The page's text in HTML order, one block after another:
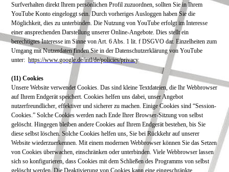
Surfverhalten direkt Ihrem persönlichen Profil zuzuordnen, sollten Sie in Ihrem
YouTube Konto eingeloggt sein. Durch vorheriges Ausloggen haben Sie die
Möglichkeit, dies zu unterbinden.Die Nutzung von YouTube erfolgt im Interesse
einer ansprechenden Darstellung unserer Online-Angebote. Dies stellt ein
berechtigtes Interesse im Sinne von Art. 6 Abs. 1 lit. f DSGVO dar.Einzelheiten zum
Umgang mit Nutzerdaten finden Sie in der Datenschutzerklärung von YouTube
unter:https://www.google.de/intl/de/policies/privacy.
(11) Cookies
Unsere Website verwendet Cookies. Das sind kleine Textdateien, die Ihr Webbrowser
auf Ihrem Endgerät speichert. Cookies helfen uns dabei, unser Angebot
nutzerfreundlicher, effektiver und sicherer zu machen.Einige Cookies sind “Session-
Cookies.” Solche Cookies werden nach Ende Ihrer Browser-Sitzung von selbst
gelöscht. Hingegen bleiben andere Cookies auf Ihrem Endgerät bestehen, bis Sie
diese selbst löschen. Solche Cookies helfen uns, Sie bei Rückkehr auf unserer
Website wiederzuerkennen.Mit einem modernen Webbrowser können Sie das Setzen
von Cookies überwachen, einschränken oder unterbinden. Viele Webbrowser lassen
sich so konfigurieren, dass Cookies mit dem Schließen des Programms von selbst
gelöscht werden. Die Deaktivierung von Cookies kann eine eingeschränkte